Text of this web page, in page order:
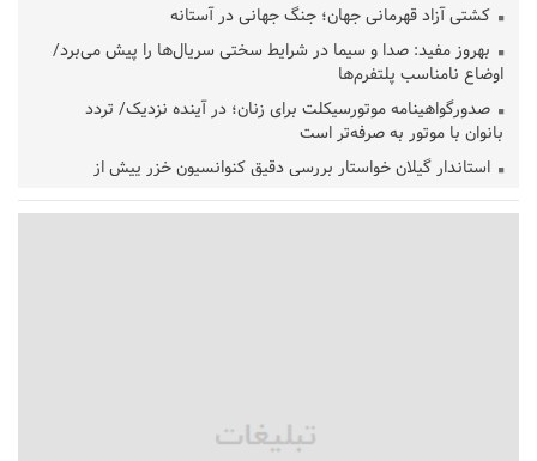
کشتی آزاد قهرمانی جهان؛ جنگ جهانی در آستانه
بهروز مفید: صدا و سیما در شرایط سختی سریال‌ها را پیش می‌برد/
اوضاع نامناسب پلتفرم‌ها
صدورگواهینامه موتورسیکلت برای زنان؛ در آینده نزدیک/ تردد
بانوان با موتور به‌ صرفه‌تر است
استاندار گیلان خواستار بررسی دقیق کنوانسیون خزر پیش از